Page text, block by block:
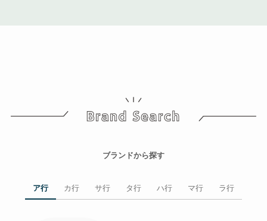
ブランドから探す
ア行 カ行 サ行 タ行 ハ行 マ行 ラ行